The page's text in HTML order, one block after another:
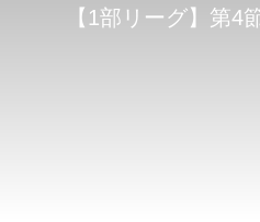
【1部リーグ】第4